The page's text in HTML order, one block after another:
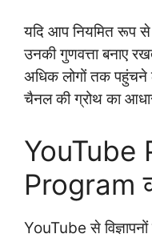
यदि आप नियमित रूप
उनकी गुणवत्ता बनाए
अधिक लोगों तक
चैनल की ग्रोथ का
YouTube
Program
YouTube से